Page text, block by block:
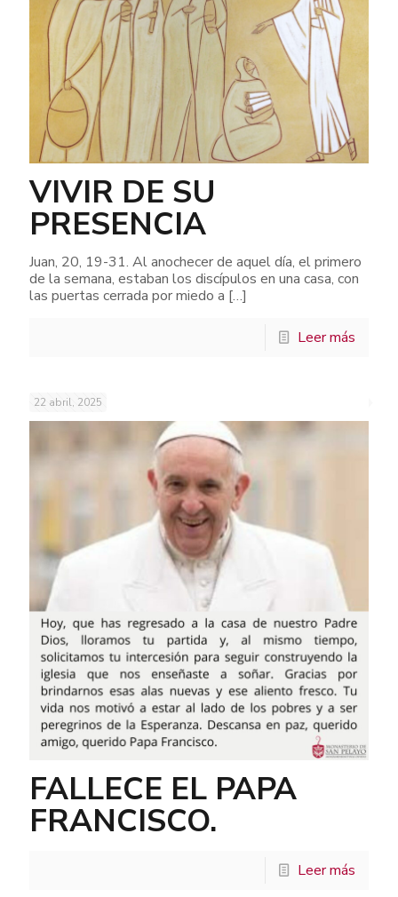
VIVIR DE SU
PRESENCIA
Juan, 20, 19-31. Al anochecer de aquel día, el primero
de la semana, estaban los discípulos en una casa, con
las puertas cerrada por miedo a […]
Leer más
22 abril, 2025
FALLECE EL PAPA
FRANCISCO.
Leer más